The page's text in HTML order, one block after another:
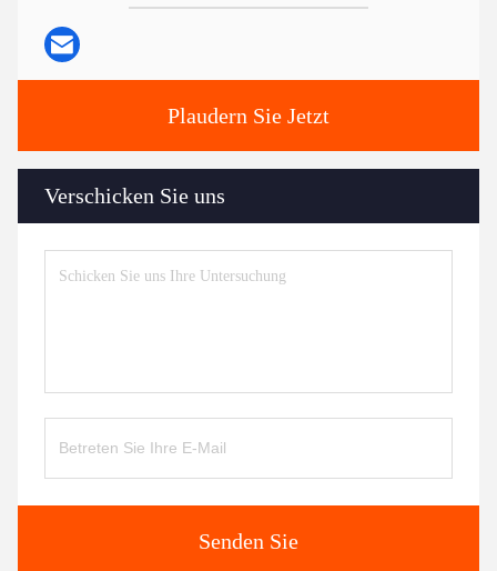
Plaudern Sie Jetzt
Verschicken Sie uns
Senden Sie